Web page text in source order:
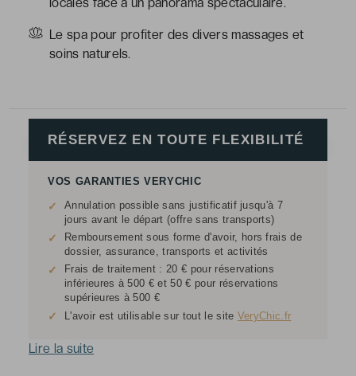
Le spa pour profiter des divers massages et
soins naturels.
RÉSERVEZ EN TOUTE FLEXIBILITÉ
VOS GARANTIES VERYCHIC
✓
Annulation possible sans justificatif jusqu'à 7
jours avant le départ (offre sans transports)
✓
Remboursement sous forme d'avoir, hors frais de
dossier, assurance, transports et activités
✓
Frais de traitement : 20 € pour réservations
inférieures à 500 € et 50 € pour réservations
supérieures à 500 €
✓ L'avoir est utilisable sur tout le site VeryChic.fr
Lire la suite